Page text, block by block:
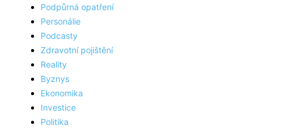
Podpůrná opatření
Personálie
Podcasty
Zdravotní pojištění
Reality
Byznys
Ekonomika
Investice
Politika